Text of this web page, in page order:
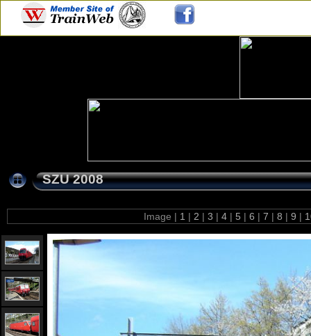
SZU 2008
Image | 1 | 2 | 3 | 4 | 5 | 6 | 7 | 8 | 9 |